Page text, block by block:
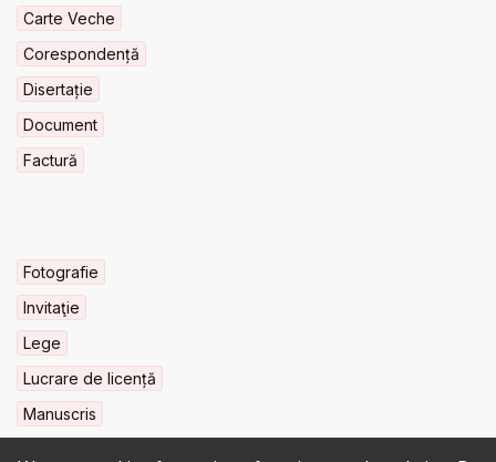
Carte Veche
Corespondență
Disertație
Document
Factură
Fotografie
Invitaţie
Lege
Lucrare de licență
Manuscris